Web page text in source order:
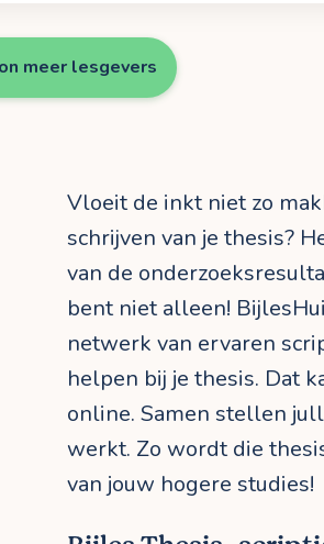
meer lesgevers
Vloeit de inkt niet zo
schrijven van je thesis?
van de
bent niet alleen!
netwerk van ervaren
helpen bij je thesis. Dat
online. Samen stellen
werkt. Zo wordt die
van jouw hogere studies!